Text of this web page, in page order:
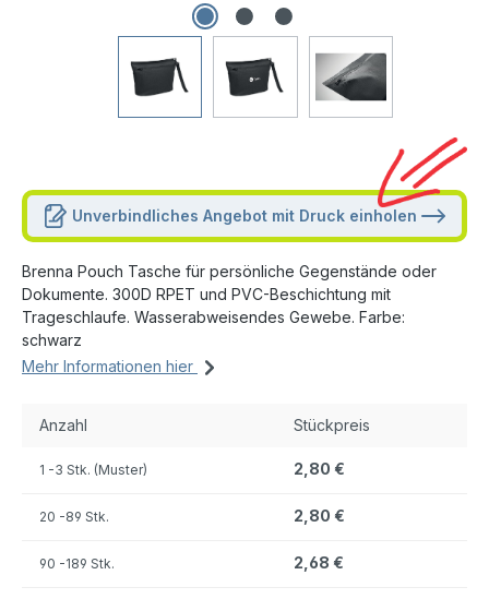
Unverbindliches Angebot mit Druck einholen
Brenna Pouch Tasche für persönliche Gegenstände oder
Dokumente. 300D RPET und PVC-Beschichtung mit
Trageschlaufe. Wasserabweisendes Gewebe. Farbe:
schwarz
Mehr Informationen hier
Anzahl Stückpreis
1 -3 Stk. (Muster) 2,80 €
20 -89 Stk. 2,80 €
90 -189 Stk. 2,68 €